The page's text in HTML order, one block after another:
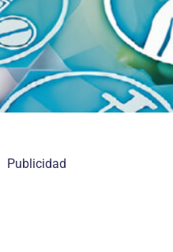
Publicidad